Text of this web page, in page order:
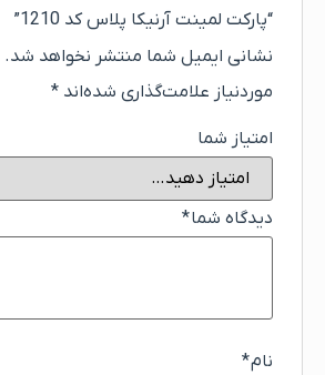
“پارکت لمینت آرنیکا پلاس کد 1210”
نشانی ایمیل شما منتشر نخواهد شد.
موردنیاز علامت‌گذاری شده‌اند *
امتیاز شما
دیدگاه شما*
نام*